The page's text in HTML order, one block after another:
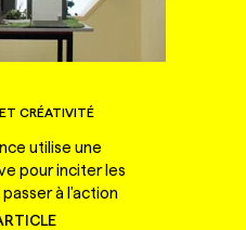
CRÉATIVITÉ
utilise une
pour inciter les
passer à l'action